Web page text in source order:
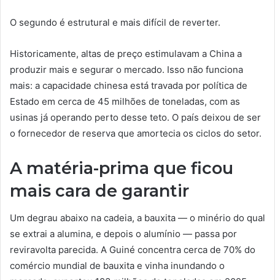
O segundo é estrutural e mais difícil de reverter.
Historicamente, altas de preço estimulavam a China a
produzir mais e segurar o mercado. Isso não funciona
mais: a capacidade chinesa está travada por política de
Estado em cerca de 45 milhões de toneladas, com as
usinas já operando perto desse teto. O país deixou de ser
o fornecedor de reserva que amortecia os ciclos do setor.
A matéria-prima que ficou
mais cara de garantir
Um degrau abaixo na cadeia, a bauxita — o minério do qual
se extrai a alumina, e depois o alumínio — passa por
reviravolta parecida. A Guiné concentra cerca de 70% do
comércio mundial de bauxita e vinha inundando o